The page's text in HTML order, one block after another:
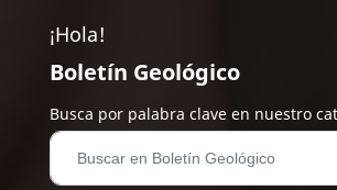
¡Hola!
Boletín Geológico
Busca por palabra clave en nuestro